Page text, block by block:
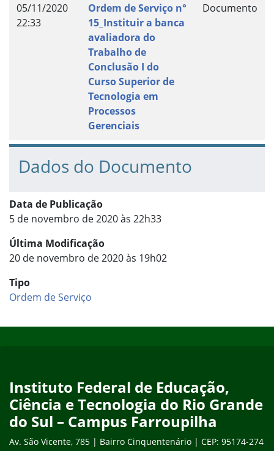
05/11/2020
22:33
Ordem de Serviço n°
15_Instituir a banca
avaliadora do
Trabalho de
Conclusão I do
Curso Superior de
Tecnologia em
Processos
Gerenciais
Documento
Dados do Documento
Data de Publicação
5 de novembro de 2020 às 22h33
Última Modificação
20 de novembro de 2020 às 19h02
Tipo
Ordem de Serviço
Instituto Federal de Educação,
Ciência e Tecnologia do Rio Grande
do Sul – Campus Farroupilha
Av. São Vicente, 785 | Bairro Cinquentenário | CEP: 95174-274